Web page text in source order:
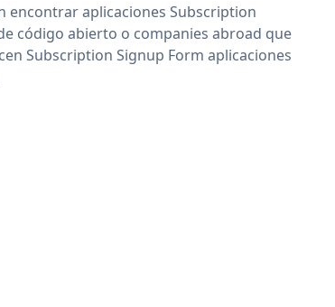
encontrar aplicaciones Subscription
código abierto o companies abroad que
Subscription Signup Form aplicaciones